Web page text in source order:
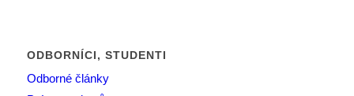
ODBORNÍCI, STUDENTI
Odborné články